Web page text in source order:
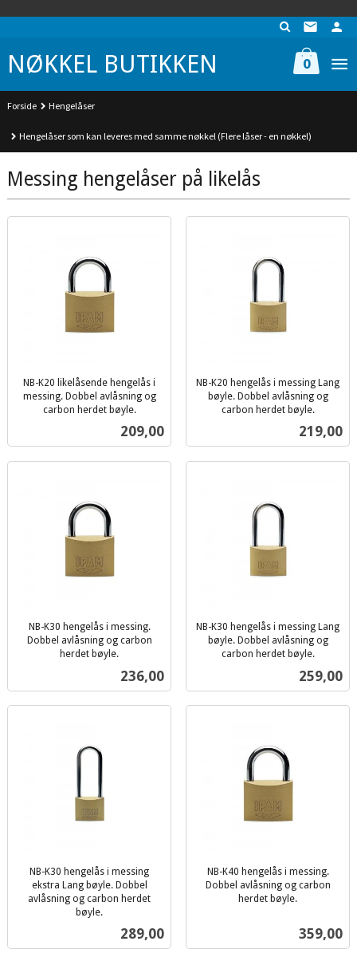
NØKKEL BUTIKKEN 0
Forside Hengelåser
Hengelåser som kan leveres med samme nøkkel (Flere låser - en nøkkel)
Messing hengelåser på likelås
NB-K20 likelåsende hengelås i
messing. Dobbel avlåsning og
carbon herdet bøyle.
Pris
209,00
NB-K20 hengelås i messing Lang
bøyle. Dobbel avlåsning og
carbon herdet bøyle.
Pris
219,00
NB-K30 hengelås i messing.
Dobbel avlåsning og carbon
herdet bøyle.
Pris
236,00
NB-K30 hengelås i messing Lang
bøyle. Dobbel avlåsning og
carbon herdet bøyle.
Pris
259,00
NB-K30 hengelås i messing
ekstra Lang bøyle. Dobbel
avlåsning og carbon herdet
bøyle.
Pris
289,00
NB-K40 hengelås i messing.
Dobbel avlåsning og carbon
herdet bøyle.
Pris
359,00